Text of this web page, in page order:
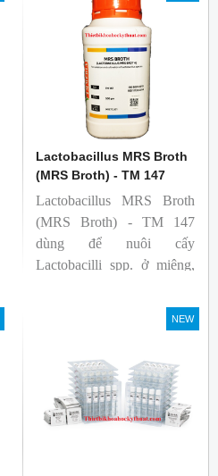
Lactobacillus MRS Broth
(MRS Broth) - TM 147
Lactobacillus MRS Broth
(MRS Broth) - TM 147
dùng để nuôi cấy
Lactobacilli spp. ở miệng,
NEW